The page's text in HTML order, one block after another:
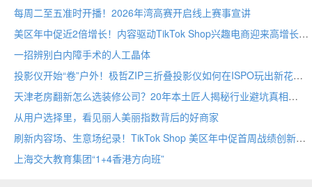
每周二至五准时开播！2026年湾高赛开启线上赛事宣讲
美区年中促近2倍增长！内容驱动TikTok Shop兴趣电商迎来高增长
一招辨别白内障手术的人工晶体
投影仪开始“卷”户外！极哲ZIP三折叠投影仪如何在ISPO玩出新花样？
天津老房翻新怎么选装修公司？20年本土匠人揭秘行业避坑真相
从用户选择里，看见丽人美丽指数背后的好商家
刷新内容场、生意场纪录！TikTok Shop 美区年中促首周战绩创新高
上海交大教育集团“1+4香港方向班”